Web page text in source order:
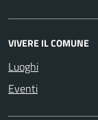
VIVERE IL COMUNE
Luoghi
Eventi